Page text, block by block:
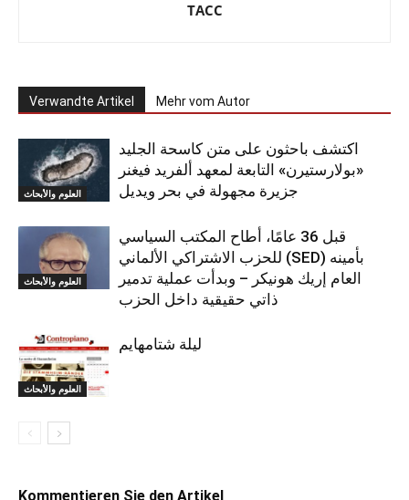
TACC
Verwandte Artikel Mehr vom Autor
العلوم والأبحاث
اكتشف باحثون على متن كاسحة الجليد
«بولارستيرن» التابعة لمعهد ألفريد فيغنر
جزيرة مجهولة في بحر ويديل
العلوم والأبحاث
قبل 36 عامًا، أطاح المكتب السياسي
للحزب الاشتراكي الألماني (SED) بأمينه
العام إريك هونيكر – وبدأت عملية تدمير
ذاتي حقيقية داخل الحزب
العلوم والأبحاث
ليلة شتامهايم
Kommentieren Sie den Artikel